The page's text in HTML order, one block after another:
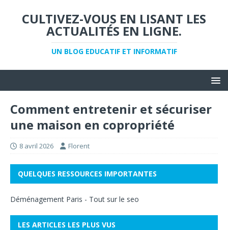
CULTIVEZ-VOUS EN LISANT LES
ACTUALITÉS EN LIGNE.
UN BLOG EDUCATIF ET INFORMATIF
Comment entretenir et sécuriser
une maison en copropriété
8 avril 2026 Florent
QUELQUES RESSOURCES IMPORTANTES
Déménagement Paris - Tout sur le seo
LES ARTICLES LES PLUS VUS